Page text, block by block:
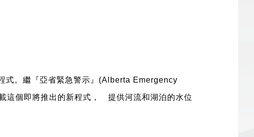
。繼『亞省緊急警示』 (Alberta Emergency
這個即將推出的新程式， 提供河流和湖泊的水位